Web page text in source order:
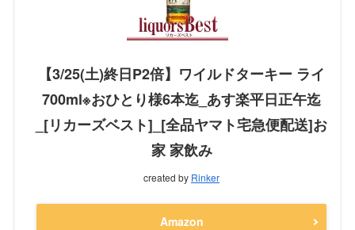
【3/25(土)終日P2倍】ワイルドターキー ライ
700ml※おひとり様6本迄_あす楽平日正午迄
_[リカーズベスト]_[全品ヤマト宅急便配送]お
家 家飲み
created by Rinker
Amazon